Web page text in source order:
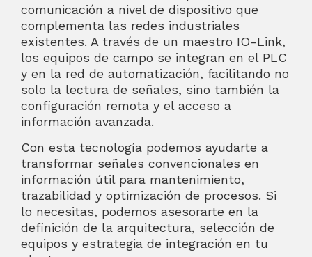
comunicación a nivel de dispositivo que
complementa las redes industriales
existentes. A través de un maestro IO-Link,
los equipos de campo se integran en el PLC
y en la red de automatización, facilitando no
solo la lectura de señales, sino también la
configuración remota y el acceso a
información avanzada.
Con esta tecnología podemos ayudarte a
transformar señales convencionales en
información útil para mantenimiento,
trazabilidad y optimización de procesos. Si
lo necesitas, podemos asesorarte en la
definición de la arquitectura, selección de
equipos y estrategia de integración en tu